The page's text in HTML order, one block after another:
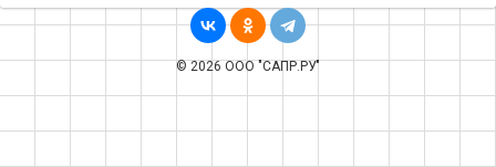
© 2026 ООО "САПР.РУ"